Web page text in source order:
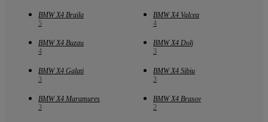
BMW X4 Braila
5
BMW X4 Valcea
4
BMW X4 Buzau
4
BMW X4 Dolj
3
BMW X4 Galati
3
BMW X4 Sibiu
3
BMW X4 Maramures
3
BMW X4 Brasov
2